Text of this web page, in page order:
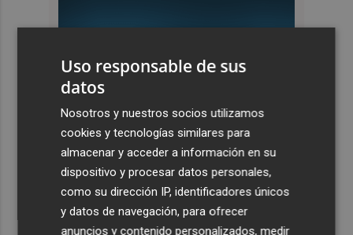
Uso responsable de sus
datos
Nosotros y nuestros socios utilizamos
cookies y tecnologías similares para
almacenar y acceder a información en su
dispositivo y procesar datos personales,
como su dirección IP, identificadores únicos
y datos de navegación, para ofrecer
anuncios y contenido personalizados, medir